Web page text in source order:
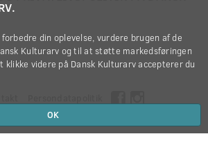
© 2012-2026
din oplevelse, vurdere brugen af de
Kulturarv og til at støtte markedsføringen
klikke videre på Dansk Kulturarv accepterer du
OK